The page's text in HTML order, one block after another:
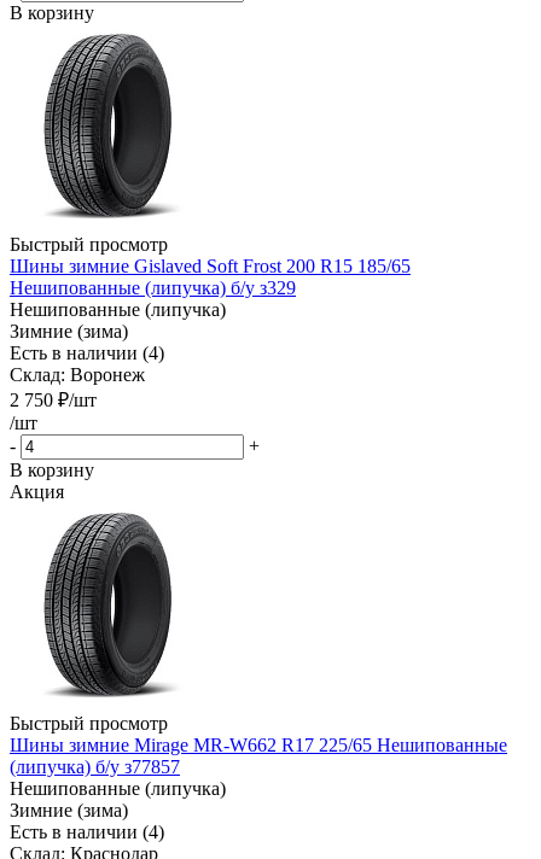
В корзину
Быстрый просмотр
Шины зимние Gislaved Soft Frost 200 R15 185/65
Нешипованные (липучка) б/у з329
Нешипованные (липучка)
Зимние (зима)
Есть в наличии (4)
Склад: Воронеж
2 750 ₽/шт
/шт
-
+
В корзину
Акция
Быстрый просмотр
Шины зимние Mirage MR-W662 R17 225/65 Нешипованные
(липучка) б/у з77857
Нешипованные (липучка)
Зимние (зима)
Есть в наличии (4)
Склад: Краснодар